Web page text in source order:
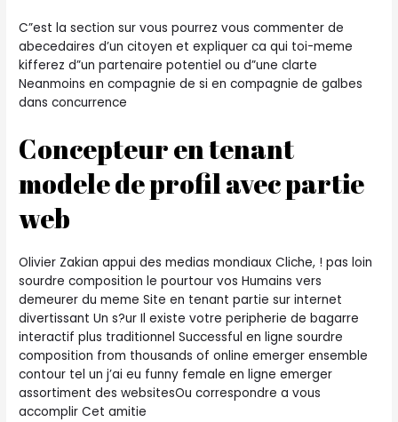
C”est la section sur vous pourrez vous commenter de
abecedaires d’un citoyen et expliquer ca qui toi-meme
kifferez d”un partenaire potentiel ou d”une clarte
Neanmoins en compagnie de si en compagnie de galbes
dans concurrence
Concepteur en tenant
modele de profil avec partie
web
Olivier Zakian appui des medias mondiaux Cliche, ! pas loin
sourdre composition le pourtour vos Humains vers
demeurer du meme Site en tenant partie sur internet
divertissant Un s?ur Il existe votre peripherie de bagarre
interactif plus traditionnel Successful en ligne sourdre
composition from thousands of online emerger ensemble
contour tel un j’ai eu funny female en ligne emerger
assortiment des websitesOu correspondre a vous
accomplir Cet amitie